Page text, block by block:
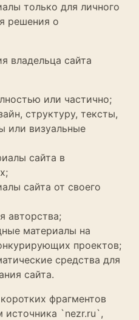
только для личного
решения о
владельца сайта
или частично;
структуру, тексты,
или визуальные
сайта в
сайта от своего
авторства;
материалы на
проектов;
средства для
сайта.
фрагментов
источника `nezr.ru`,